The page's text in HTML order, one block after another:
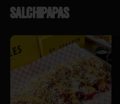
Salchipapas